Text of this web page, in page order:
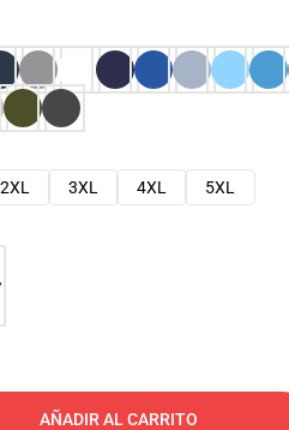
2XL 3XL 4XL
5XL
AÑADIR AL CARRITO